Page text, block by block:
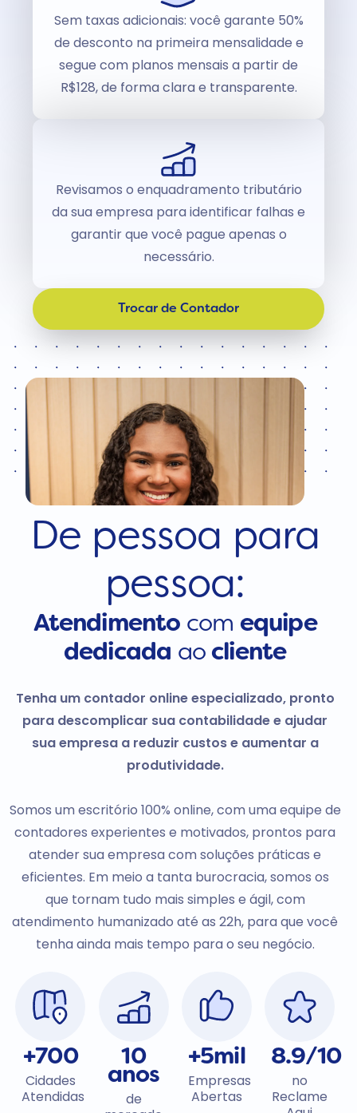
Sem taxas adicionais: você garante 50%
de desconto na primeira mensalidade e
segue com planos mensais a partir de
R$128, de forma clara e transparente.
Revisamos o enquadramento tributário
da sua empresa para identificar falhas e
garantir que você pague apenas o
necessário.
Trocar de Contador
De pessoa para
pessoa:
Atendimento com equipe
dedicada ao cliente
Tenha um contador online especializado, pronto
para descomplicar sua contabilidade e ajudar
sua empresa a reduzir custos e aumentar a
produtividade.
Somos um escritório 100% online, com uma equipe de
contadores experientes e motivados, prontos para
atender sua empresa com soluções práticas e
eficientes. Em meio a tanta burocracia, somos os
que tornam tudo mais simples e ágil, com
atendimento humanizado até as 22h, para que você
tenha ainda mais tempo para o seu negócio.
+700
Cidades
Atendidas
10
anos
de
+5mil
Empresas
Abertas
8.9/10
no
Reclame